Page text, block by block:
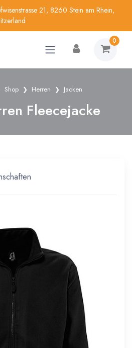
21, 8260 Stein am Rhein,
0
Shop Herren Jacken
Fleecejacke